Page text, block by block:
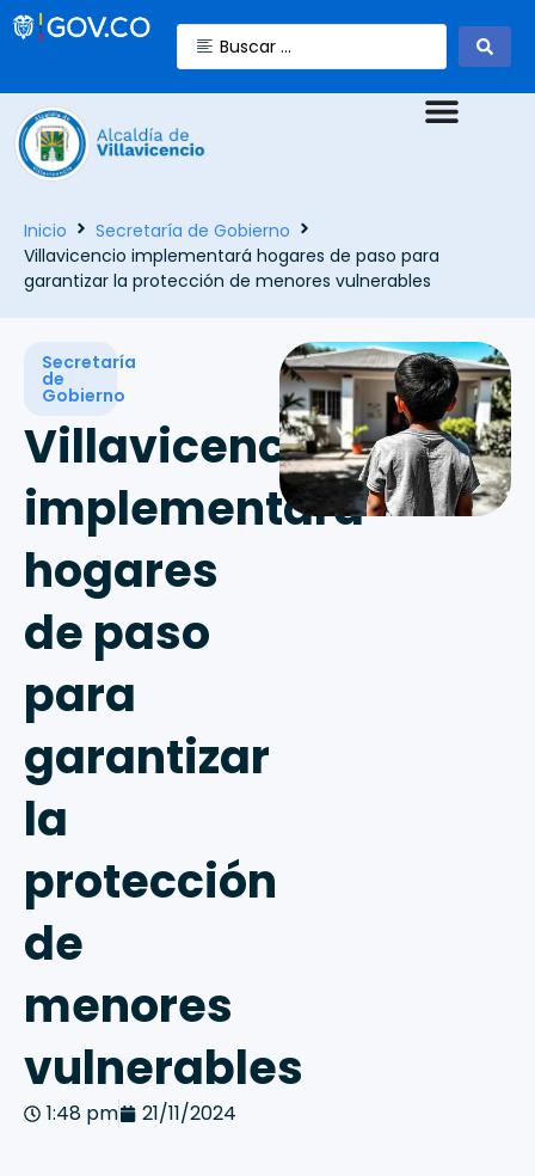
Inicio
Secretaría de Gobierno
Villavicencio implementará hogares de paso para
garantizar la protección de menores vulnerables
Secretaría
de
Gobierno
Villavicencio
implementará
hogares
de paso
para
garantizar
la
protección
de
menores
vulnerables
1:48 pm 21/11/2024